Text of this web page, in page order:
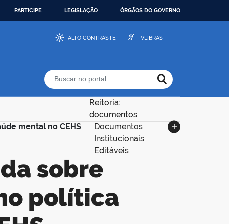
PARTICIPE LEGISLAÇÃO ÓRGÃOS DO GOVERNO
ALTO CONTRASTE VLIBRAS
Buscar no portal
mental no CEHS
Reitoria:
documentos
Documentos
Institucionais
Editáveis
política